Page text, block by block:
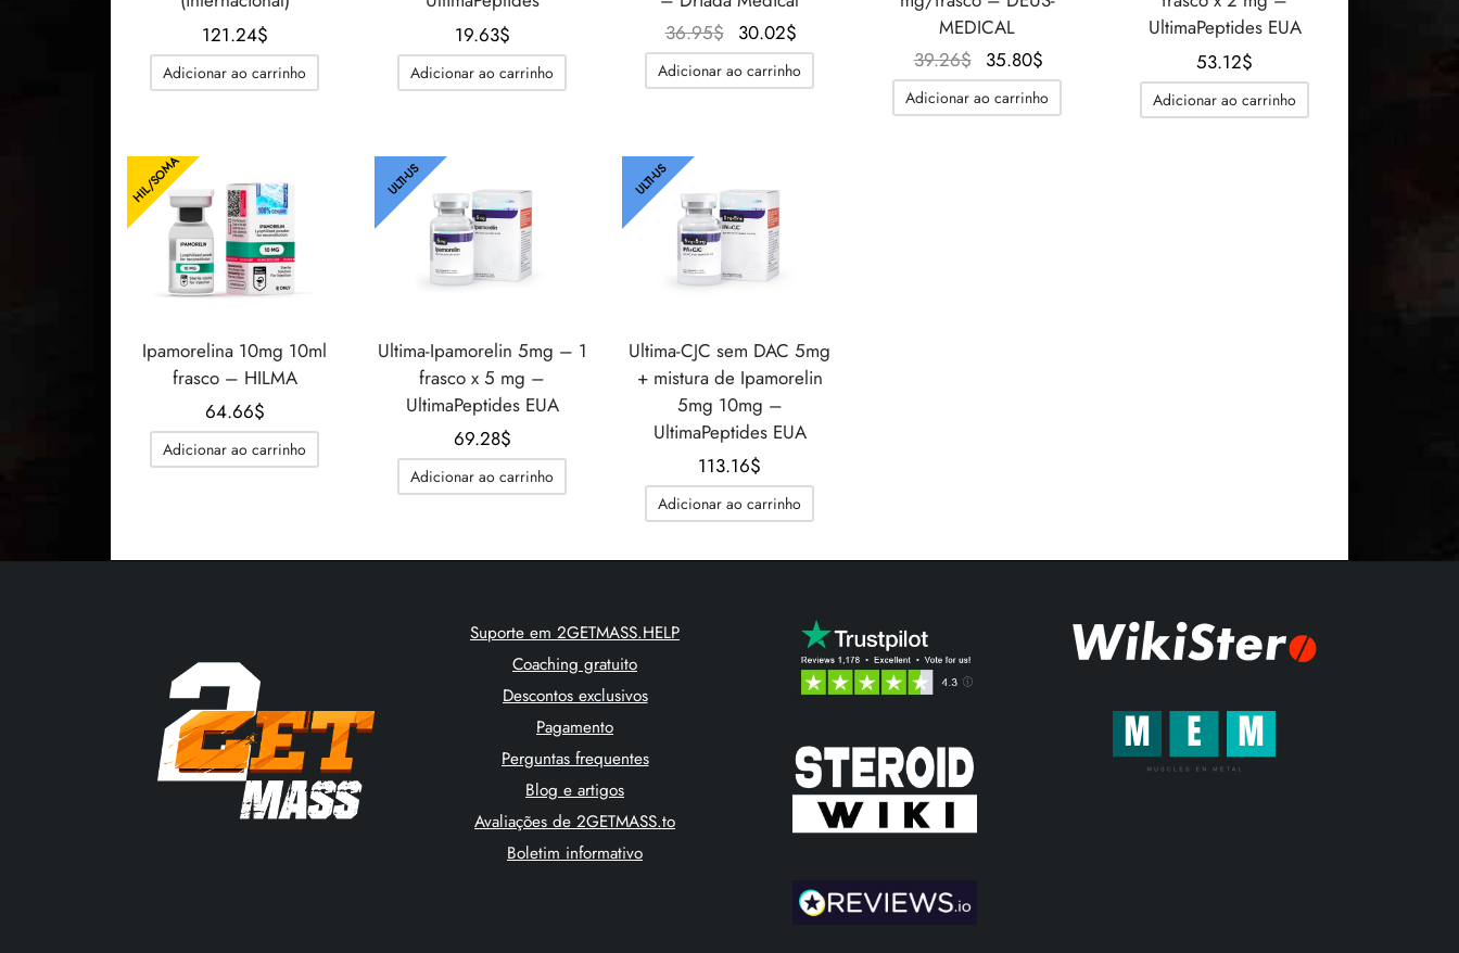
121.24$
Adicionar ao carrinho
19.63$
Adicionar ao carrinho
36.95$
O
preço
original
30.02$
preço
atual é:
Adicionar ao carrinho
MEDICAL
39.26$
O
preço
original
35.80$
preço
atual é:
Adicionar ao carrinho
UltimaPeptides EUA
53.12$
Adicionar ao carrinho
HIL/SOMA
Ipamorelina 10mg 10ml
frasco – HILMA
64.66$
Adicionar ao carrinho
ULTI-US
Ultima-Ipamorelin 5mg – 1
frasco x 5 mg –
UltimaPeptides EUA
69.28$
Adicionar ao carrinho
ULTI-US
Ultima-CJC sem DAC 5mg
+ mistura de Ipamorelin
5mg 10mg –
UltimaPeptides EUA
113.16$
Adicionar ao carrinho
Suporte em 2GETMASS.HELP
Coaching gratuito
Descontos exclusivos
Pagamento
Perguntas frequentes
Blog e artigos
Avaliações de 2GETMASS.to
Boletim informativo